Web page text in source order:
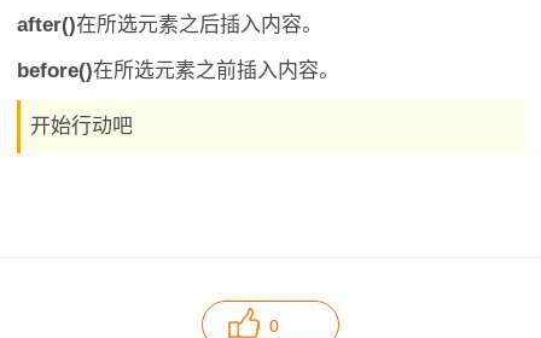
after()在所选元素之后插入内容。
before()在所选元素之前插入内容。
开始行动吧
0